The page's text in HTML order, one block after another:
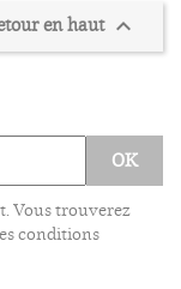
en haut 
Vous trouverez
conditions